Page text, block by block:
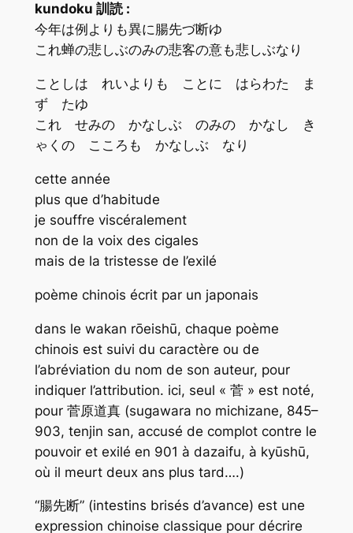
kundoku 訓読 :
今年は例よりも異に腸先づ断ゆ
これ蝉の悲しぶのみの悲客の意も悲しぶなり
ことしは れいよりも ことに はらわた ま
ず たゆ
これ せみの かなしぶ のみの かなし き
ゃくの こころも かなしぶ なり
cette année
plus que d’habitude
je souffre viscéralement
non de la voix des cigales
mais de la tristesse de l’exilé
poème chinois écrit par un japonais
dans le wakan rōeishū, chaque poème
chinois est suivi du caractère ou de
l’abréviation du nom de son auteur, pour
indiquer l’attribution. ici, seul « 菅 » est noté,
pour 菅原道真 (sugawara no michizane, 845–
903, tenjin san, accusé de complot contre le
pouvoir et exilé en 901 à dazaifu, à kyūshū,
où il meurt deux ans plus tard….)
“腸先断” (intestins brisés d’avance) est une
expression chinoise classique pour décrire